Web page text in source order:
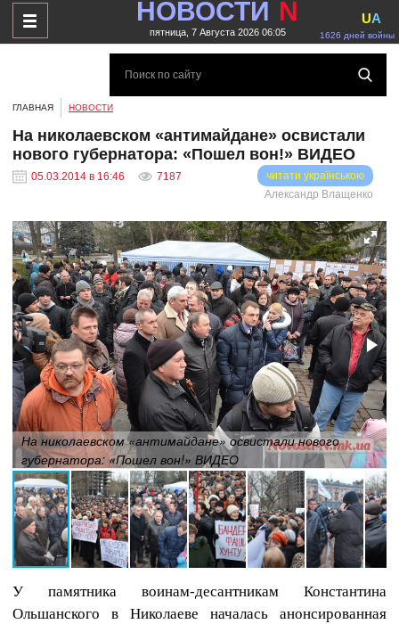
НОВОСТИ N
пятница, 7 Августа 2026 06:05 1626 дней войны
UA
ГЛАВНАЯ НОВОСТИ
На николаевском «антимайдане» освистали
нового губернатора: «Пошел вон!» ВИДЕО
05.03.2014 в 16:46 7187
читати українською
Александр Влащенко
На николаевском «антимайдане» освистали нового
губернатора: «Пошел вон!» ВИДЕО
У памятника воинам-десантникам Константина
Ольшанского в Николаеве началась анонсированная